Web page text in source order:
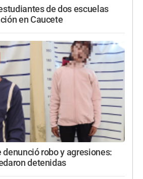
de dos escuelas
en Caucete
robo y agresiones:
detenidas